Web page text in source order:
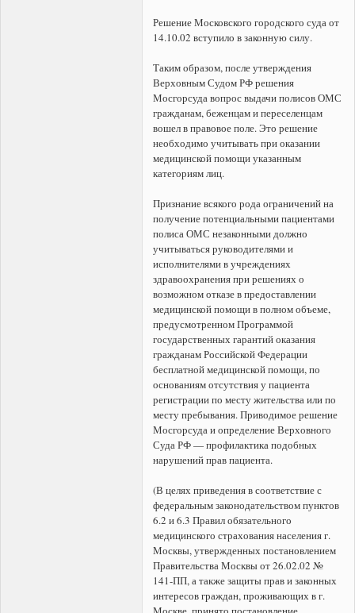
Решение Московского городского суда от
14.10.02 вступило в законную силу.
Таким образом, после утверждения
Верховным Судом РФ решения
Мосгорсуда вопрос выдачи полисов ОМС
гражданам, беженцам и переселенцам
вошел в правовое поле. Это решение
необходимо учитывать при оказании
медицинской помощи указанным
категориям лиц.
Признание всякого рода ограничений на
получение потенциальными пациентами
полиса ОМС незаконными должно
учитываться руководителями и
исполнителями в учреждениях
здравоохранения при решениях о
возможном отказе в предоставлении
медицинской помощи в полном объеме,
предусмотренном Программой
государственных гарантий оказания
гражданам Российской Федерации
бесплатной медицинской помощи, по
основаниям отсутствия у пациента
регистрации по месту жительства или по
месту пребывания. Приводимое решение
Мосгорсуда и определение Верховного
Суда РФ — профилактика подобных
нарушений прав пациента.
(В целях приведения в соответствие с
федеральным законодательством пунктов
6.2 и 6.3 Правил обязательного
медицинского страхования населения г.
Москвы, утвержденных постановлением
Правительства Москвы от 26.02.02 №
141-ПП, а также защиты прав и законных
интересов граждан, проживающих в г.